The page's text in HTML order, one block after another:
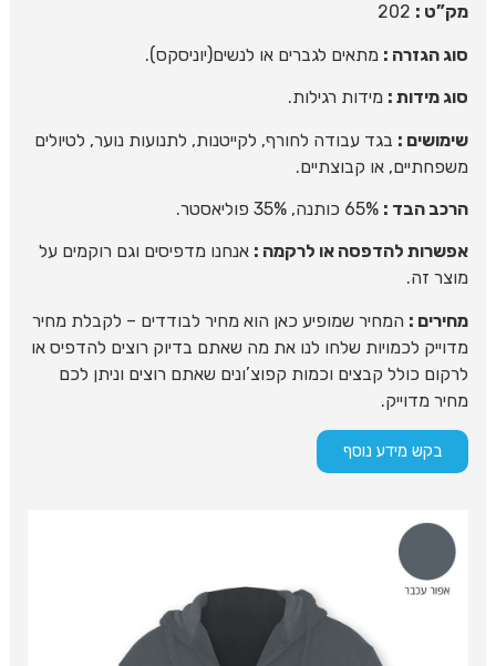
מק”ט :
סוג הגזרה : מתאים לגברים או לנשים(יוניסקס).
סוג מידות : מידות רגילות.
שימושים : בגד עבודה לחורף, לקייטנות, לתנועות נוער, לטיולים
משפחתיים, או קבוצתיים.
הרכב הבד :
אפשרות להדפסה או לרקמה : אנחנו מדפיסים וגם רוקמים על
מוצר זה.
מחירים : המחיר שמופיע כאן הוא מחיר לבודדים – לקבלת מחיר
מדוייק לכמויות שלחו לנו את מה שאתם בדיוק רוצים להדפיס או
לרקום כולל קבצים וכמות קפוצ’ונים שאתם רוצים וניתן לכם
מחיר מדוייק.
בקש מידע נוסף